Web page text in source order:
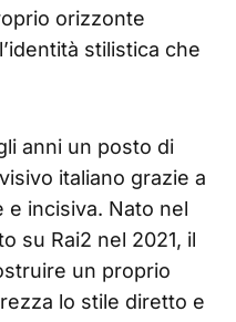
orizzonte
stilistica che
anni un posto di
italiano grazie a
e incisiva. Nato nel
su Rai2 nel 2021, il
un proprio
lo stile diretto e